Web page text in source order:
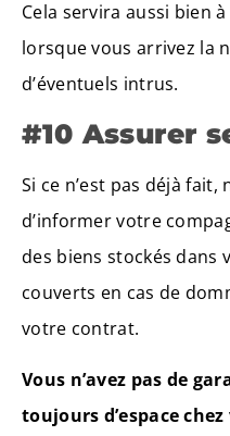
Cela servira aussi bien
lorsque vous arrivez la
d’éventuels intrus.
#10 Assurer
Si ce n’est pas déjà
d’informer votre
des biens stockés dans
couverts en cas de
votre contrat.
Vous n’avez pas de
toujours d’espace chez